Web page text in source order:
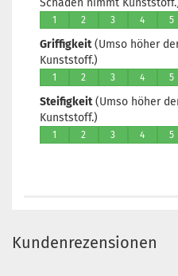
Schäden nimmt
1 2 3 4 5
Griffigkeit(Umso höher
Kunststoff.)
1 2 3 4 5
Steifigkeit(Umso höher
Kunststoff.)
1 2 3 4 5
Kundenrezensionen